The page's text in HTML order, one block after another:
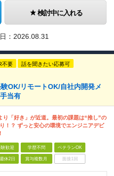
検討中に入れる
： 2026.08.31
不要 話を聞きたい応募可
OK/リモートOK/自社内開発メ
当有
り「好き」が近道。最初の課題は“推し”の
！？ ずっと安心の環境でエンジニアデビ
験歓迎 学歴不問 ベテランOK
休2日 賞与複数月 面接1回